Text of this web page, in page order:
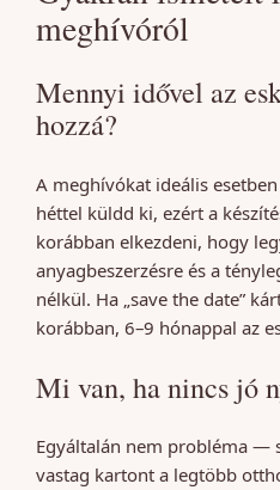
meghívóról
Mennyi idővel az
hozzá?
A meghívókat ideális
héttel küldd ki, ezért a
korábban elkezdeni, hogy
anyagbeszerzésre és a
nélkül. Ha „save the date”
korábban, 6–9 hónappal az
Mi van, ha nincs jó
Egyáltalán nem probléma —
vastag kartont a legtöbb